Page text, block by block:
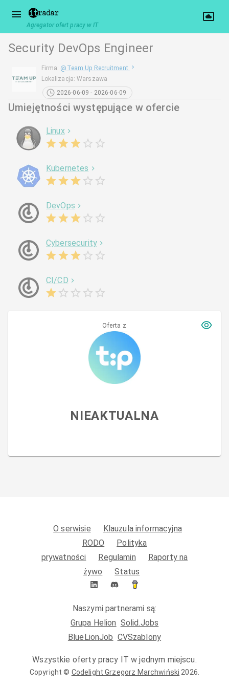
Agregator ofert pracy w IT
Security DevOps Engineer
Firma: @ Team Up Recruitment
Lokalizacja:Warszawa
2026-06-09 - 2026-06-09
Umiejętności występujące w ofercie
Linux
Kubernetes
DevOps
Cybersecurity
CI/CD
Oferta z
NIEAKTUALNA
O serwisie
Klauzula informacyjna
RODO
Polityka
prywatności
Regulamin
Raporty na
żywo
Status
Naszymi partnerami są:
Grupa Helion Solid.Jobs
BlueLionJob CVSzablony
Wszystkie oferty pracy IT w jednym miejscu.
Copyright © Codelight Grzegorz Marchwiński 2026